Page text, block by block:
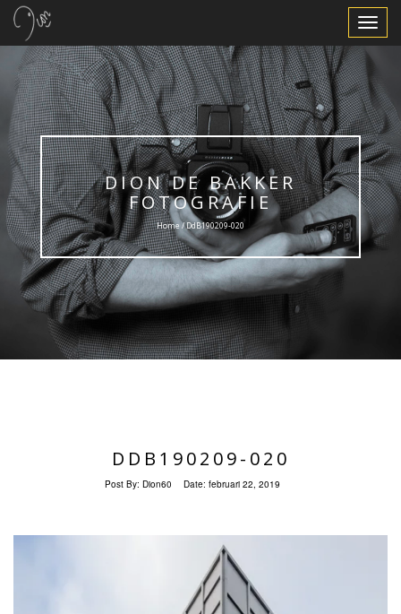
Toggle
DION DE BAKKER
FOTOGRAFIE
Home / DdB190209-020
DDB190209-020
Post By: Dion60 Date: februari 22, 2019